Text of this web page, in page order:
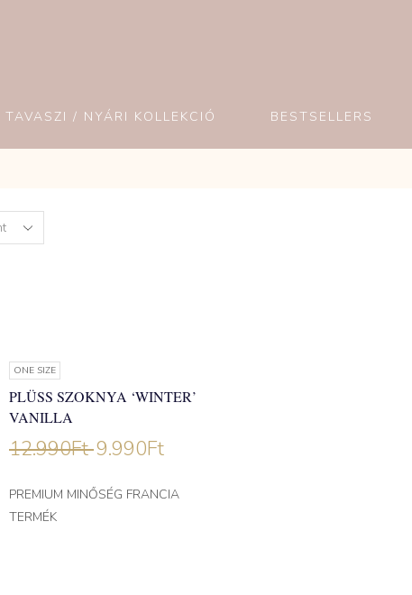
TAVASZI / NYÁRI KOLLEKCIÓ BESTSELLERS
ONE SIZE
PLÜSS SZOKNYA ‘WINTER’
VANILLA
12.990Ft 9.990Ft
PREMIUM MINŐSÉG FRANCIA
TERMÉK